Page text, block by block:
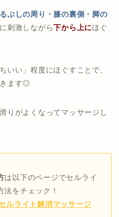
ぶしの周り・膝の裏側・脚の
刺激しながら下から上にほぐ
いい」程度にほぐすことで、
きます◎
りがよくなってマッサージし
は以下のページでセルライ
法をチェック！
ルライト解消マッサージ